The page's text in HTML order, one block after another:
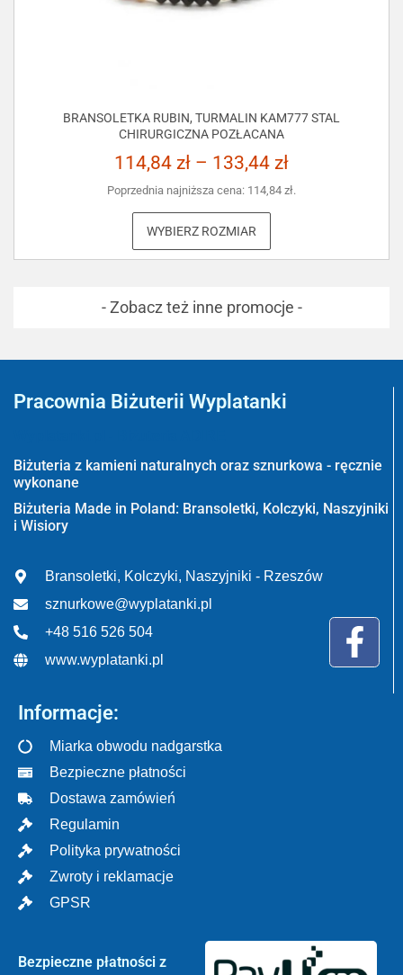
BRANSOLETKA RUBIN, TURMALIN KAM777 STAL
CHIRURGICZNA POZŁACANA
114,84 zł – 133,44 zł
Poprzednia najniższa cena: 114,84 zł.
WYBIERZ ROZMIAR
- Zobacz też inne promocje -
Pracownia Biżuterii Wyplatanki
Biżuteria z kamieni naturalnych oraz sznurkowa - ręcznie
wykonane
Biżuteria Made in Poland: Bransoletki, Kolczyki, Naszyjniki
i Wisiory
Bransoletki, Kolczyki, Naszyjniki - Rzeszów
sznurkowe@wyplatanki.pl
+48 516 526 504
www.wyplatanki.pl
Informacje:
Miarka obwodu nadgarstka
Bezpieczne płatności
Dostawa zamówień
Regulamin
Polityka prywatności
Zwroty i reklamacje
GPSR
Bezpieczne płatności z